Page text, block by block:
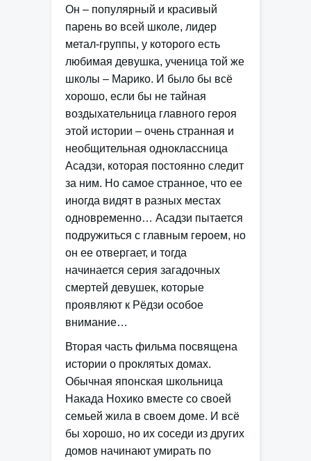
Он – популярный и красивый
парень во всей школе, лидер
метал-группы, у которого есть
любимая девушка, ученица той же
школы – Марико. И было бы всё
хорошо, если бы не тайная
воздыхательница главного героя
этой истории – очень странная и
необщительная одноклассница
Асадзи, которая постоянно следит
за ним. Но самое странное, что ее
иногда видят в разных местах
одновременно… Асадзи пытается
подружиться с главным героем, но
он ее отвергает, и тогда
начинается серия загадочных
смертей девушек, которые
проявляют к Рёдзи особое
внимание…
Вторая часть фильма посвящена
истории о проклятых домах.
Обычная японская школьница
Накада Нохико вместе со своей
семьей жила в своем доме. И всё
бы хорошо, но их соседи из других
домов начинают умирать по